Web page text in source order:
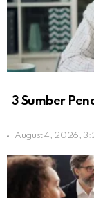
3 Sumber
August 4, 2026,